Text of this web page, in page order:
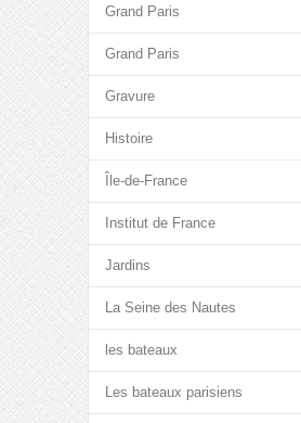
Grand Paris
Grand Paris
Gravure
Histoire
Île-de-France
Institut de France
Jardins
La Seine des Nautes
les bateaux
Les bateaux parisiens